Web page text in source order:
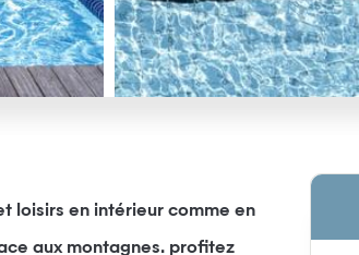
loisirs en intérieur comme en
aux montagnes. profitez